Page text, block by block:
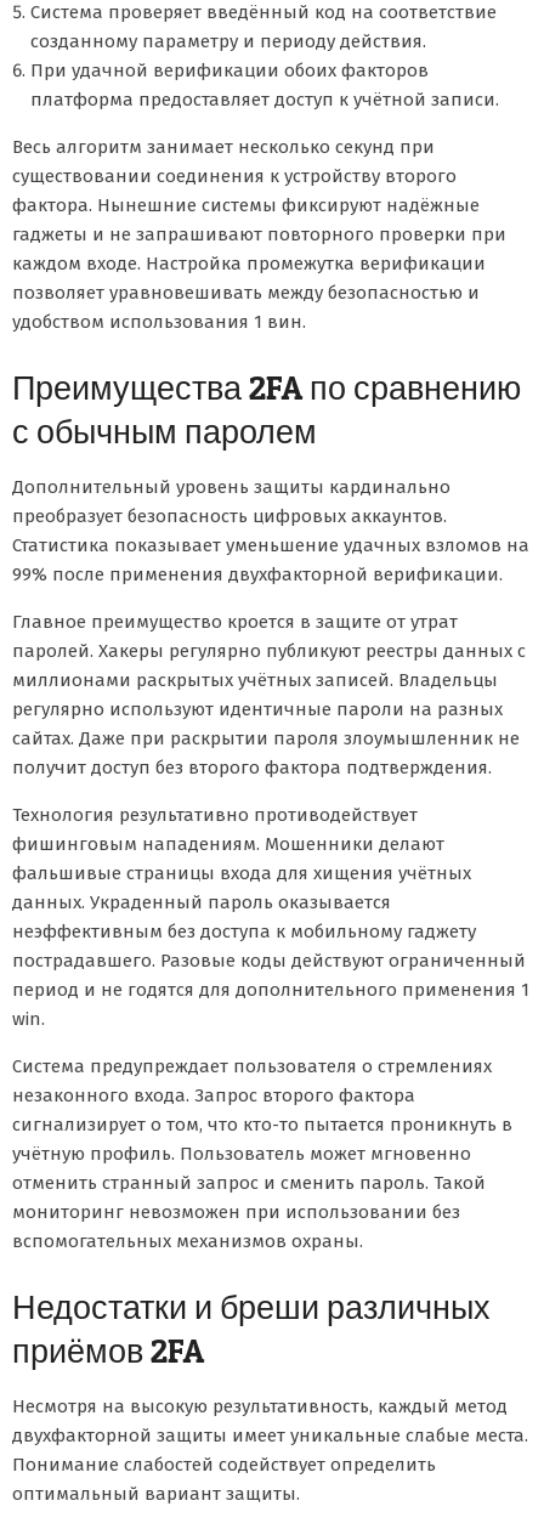
Система проверяет введённый код на соответствие
созданному параметру и периоду действия.
При удачной верификации обоих факторов
платформа предоставляет доступ к учётной записи.
Весь алгоритм занимает несколько секунд при
существовании соединения к устройству второго
фактора. Нынешние системы фиксируют надёжные
гаджеты и не запрашивают повторного проверки при
каждом входе. Настройка промежутка верификации
позволяет уравновешивать между безопасностью и
удобством использования 1 вин.
Преимущества 2FA по сравнению
с обычным паролем
Дополнительный уровень защиты кардинально
преобразует безопасность цифровых аккаунтов.
Статистика показывает уменьшение удачных взломов на
99% после применения двухфакторной верификации.
Главное преимущество кроется в защите от утрат
паролей. Хакеры регулярно публикуют реестры данных с
миллионами раскрытых учётных записей. Владельцы
регулярно используют идентичные пароли на разных
сайтах. Даже при раскрытии пароля злоумышленник не
получит доступ без второго фактора подтверждения.
Технология результативно противодействует
фишинговым нападениям. Мошенники делают
фальшивые страницы входа для хищения учётных
данных. Украденный пароль оказывается
неэффективным без доступа к мобильному гаджету
пострадавшего. Разовые коды действуют ограниченный
период и не годятся для дополнительного применения 1
win.
Система предупреждает пользователя о стремлениях
незаконного входа. Запрос второго фактора
сигнализирует о том, что кто-то пытается проникнуть в
учётную профиль. Пользователь может мгновенно
отменить странный запрос и сменить пароль. Такой
мониторинг невозможен при использовании без
вспомогательных механизмов охраны.
Недостатки и бреши различных
приёмов 2FA
Несмотря на высокую результативность, каждый метод
двухфакторной защиты имеет уникальные слабые места.
Понимание слабостей содействует определить
оптимальный вариант защиты.